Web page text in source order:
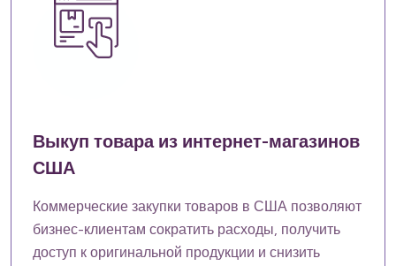
Выкуп товара из интернет-магазинов
США
Коммерческие закупки товаров в США позволяют
бизнес-клиентам сократить расходы, получить
доступ к оригинальной продукции и снизить